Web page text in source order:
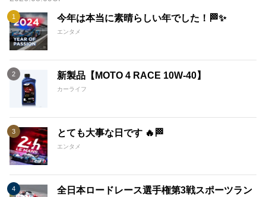
今年は本当に素晴らしい年でした！🏁✨
エンタメ
新製品【MOTO 4 RACE 10W-40】
カーライフ
とても大事な日です 🔥🏁
エンタメ
全日本ロードレース選手権第3戦スポーツラン